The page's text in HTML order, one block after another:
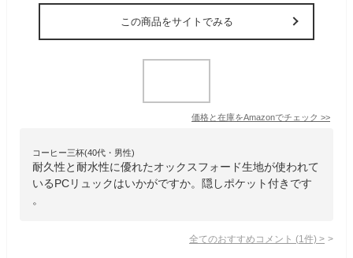
この商品をサイトでみる
価格と在庫をAmazonでチェック >>
コーヒー三杯(40代・男性)
耐久性と耐水性に優れたオックスフォード生地が使われて
いるPCリュックはいかがですか。隠しポケット付きです
。
全てのおすすめコメント (1 件) >